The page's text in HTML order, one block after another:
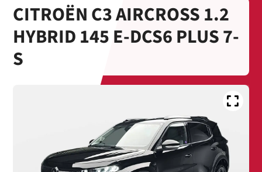
CITROËN C3 AIRCROSS 1.2
HYBRID 145 E-DCS6 PLUS 7-
S